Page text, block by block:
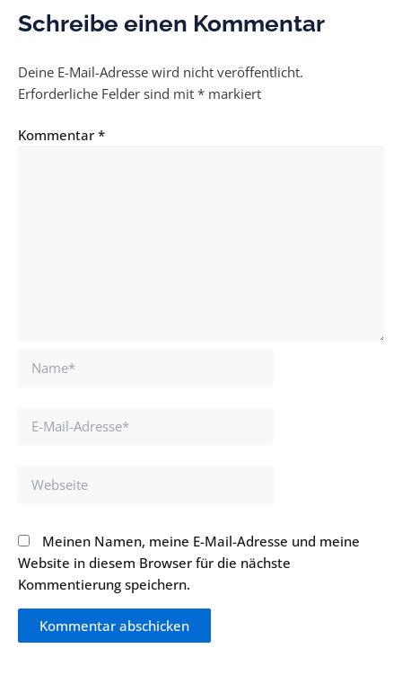
Schreibe einen Kommentar
Deine E-Mail-Adresse wird nicht veröffentlicht.
Erforderliche Felder sind mit * markiert
Kommentar *
Name*
Webseite
Meinen Namen, meine E-Mail-Adresse und meine
Website in diesem Browser für die nächste
Kommentierung speichern.